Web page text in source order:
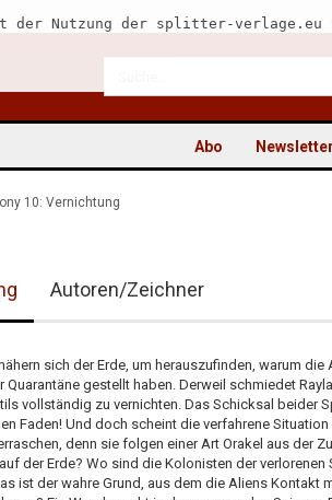
der Nutzung der splitter-
Newsletter
Abo
10: Vernichtung
Autoren/Zeichner
sich der Erde, um herauszufinden, warum die
Quarantäne gestellt haben. Derweil schmiedet
vollständig zu vernichten. Das Schicksal beider
Faden! Und doch scheint die verfahrene Situation
denn sie folgen einer Art Orakel aus der
der Erde? Wo sind die Kolonisten der verlorenen
ist der wahre Grund, aus dem die Aliens Kontakt